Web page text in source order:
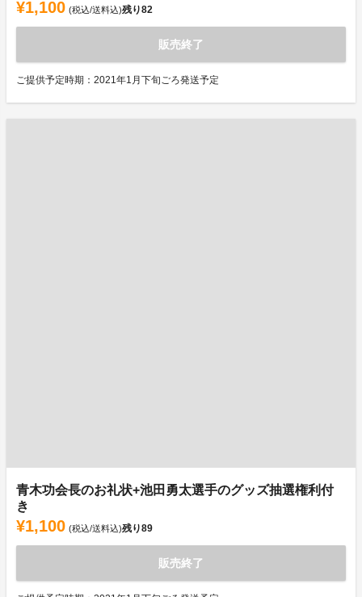
¥1,100 (税込/送料込)残り82
販売終了
ご提供予定時期：2021年1月下旬ごろ発送予定
青木功会長のお礼状+池田勇太選手のグッズ抽選権利付
き
¥1,100 (税込/送料込)残り89
販売終了